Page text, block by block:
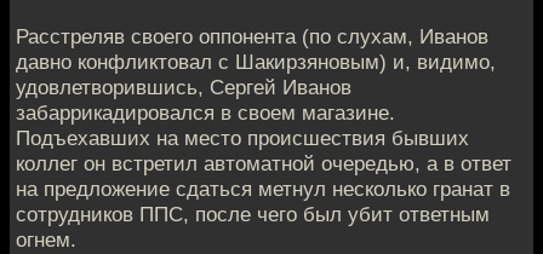
Расстреляв своего оппонента (по слухам, Иванов
давно конфликтовал с Шакирзяновым) и, видимо,
удовлетворившись, Сергей Иванов
забаррикадировался в своем магазине.
Подъехавших на место происшествия бывших
коллег он встретил автоматной очередью, а в ответ
на предложение сдаться метнул несколько гранат в
сотрудников ППС, после чего был убит ответным
огнем.